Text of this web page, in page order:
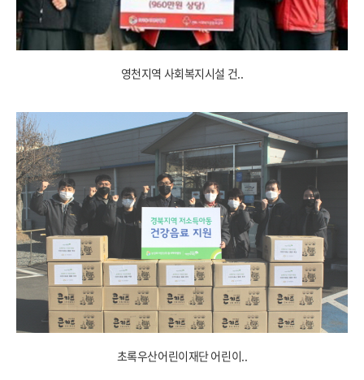
영천지역 사회복지시설 건..
초록우산어린이재단 어린이..